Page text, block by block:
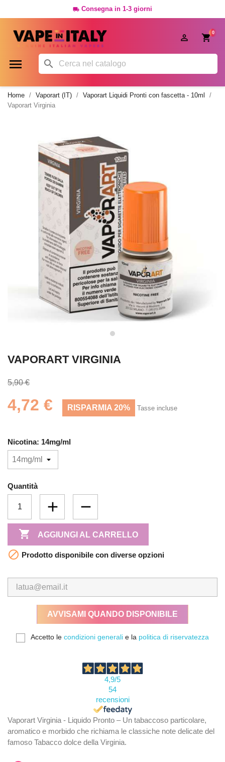
 Consegna in 1-3 giorni
0

 
Home Vaporart (IT)
Vaporart Liquidi Pronti con fascetta - 10ml
Vaporart Virginia
VAPORART VIRGINIA
5,90 €
4,72 € RISPARMIA 20% Tasse incluse
Nicotina: 14mg/ml
Quantità
 AGGIUNGI AL CARRELLO
 Prodotto disponibile con diverse opzioni
AVVISAMI QUANDO DISPONIBILE
Accetto le condizioni generali e la politica di riservatezza
4,9/5
54
recensioni
Vaporart Virginia - Liquido Pronto – Un tabaccoso particolare,
aromatico e morbido che richiama le classiche note delicate del
famoso Tabacco dolce della Virginia.